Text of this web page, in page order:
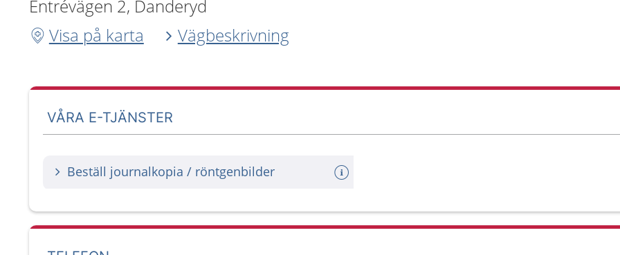
Entrévägen 2, Danderyd
Visa på karta
Vägbeskrivning
VÅRA E-TJÄNSTER
Beställ journalkopia / röntgenbilder